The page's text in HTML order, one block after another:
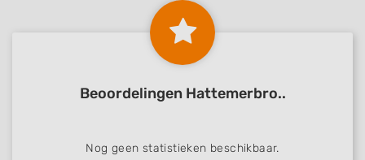
Beoordelingen Hattemerbro..
Nog geen statistieken beschikbaar.